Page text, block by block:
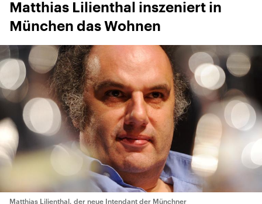
Matthias Lilienthal inszeniert in
München das Wohnen
Matthias Lilienthal, der neue Intendant der Münchner